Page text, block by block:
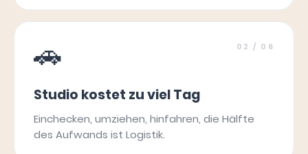
🚗 02 / 06
Studio kostet zu viel Tag
Einchecken, umziehen, hinfahren, die Hälfte
des Aufwands ist Logistik.